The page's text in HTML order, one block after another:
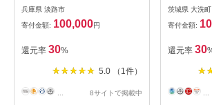
兵庫県 淡路市
寄付金額: 100,000円
還元率 30%
5.0 （1件）
8サイトで掲載中
露店風呂
洗サンビ
宿泊 チケ
ドア 旅行
茨城県 大洗町
寄付金額:
還元率 30